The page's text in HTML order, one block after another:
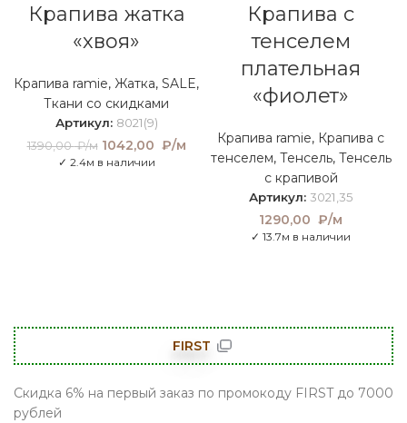
Крапива жатка
«хвоя»
Крапива ramie, Жатка, SALE,
Ткани со скидками
Артикул: 8021(9)
1390,00₽/м Первоначальная
цена составляла
1042,00 ₽/м Текущая
цена:
✓ 2.4м в наличии
Крапива с
тенселем
плательная
«фиолет»
Крапива ramie, Крапива с
тенселем, Тенсель, Тенсель
с крапивой
Артикул: 3021,35
1290,00 ₽/м
✓ 13.7м в наличии
FIRST
Скидка 6% на первый заказ по промокоду FIRST до 7000
рублей